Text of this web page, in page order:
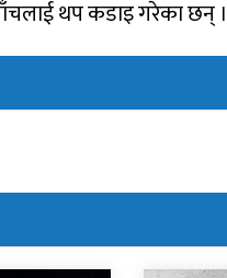
थप कडाइ गरेका छन् ।